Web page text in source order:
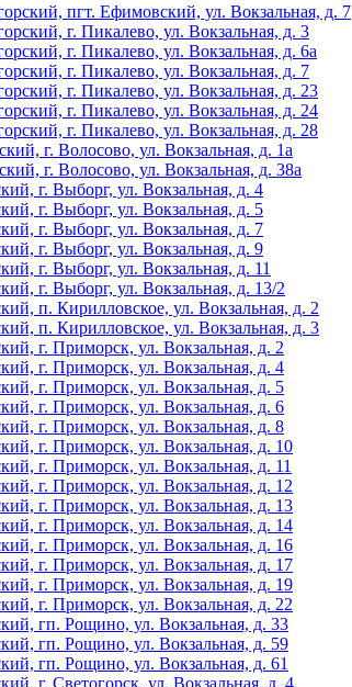
пгт. Ефимовский, ул. Вокзальная, д. 7
г. Пикалево, ул. Вокзальная, д. 3
г. Пикалево, ул. Вокзальная, д. 6а
г. Пикалево, ул. Вокзальная, д. 7
г. Пикалево, ул. Вокзальная, д. 23
г. Пикалево, ул. Вокзальная, д. 24
г. Пикалево, ул. Вокзальная, д. 28
г. Волосово, ул. Вокзальная, д. 1а
г. Волосово, ул. Вокзальная, д. 38а
г. Выборг, ул. Вокзальная, д. 4
г. Выборг, ул. Вокзальная, д. 5
г. Выборг, ул. Вокзальная, д. 7
г. Выборг, ул. Вокзальная, д. 9
г. Выборг, ул. Вокзальная, д. 11
г. Выборг, ул. Вокзальная, д. 13/2
п. Кирилловское, ул. Вокзальная, д. 2
п. Кирилловское, ул. Вокзальная, д. 3
г. Приморск, ул. Вокзальная, д. 2
г. Приморск, ул. Вокзальная, д. 4
г. Приморск, ул. Вокзальная, д. 5
г. Приморск, ул. Вокзальная, д. 6
г. Приморск, ул. Вокзальная, д. 8
г. Приморск, ул. Вокзальная, д. 10
г. Приморск, ул. Вокзальная, д. 11
г. Приморск, ул. Вокзальная, д. 12
г. Приморск, ул. Вокзальная, д. 13
г. Приморск, ул. Вокзальная, д. 14
г. Приморск, ул. Вокзальная, д. 16
г. Приморск, ул. Вокзальная, д. 17
г. Приморск, ул. Вокзальная, д. 19
г. Приморск, ул. Вокзальная, д. 22
гп. Рощино, ул. Вокзальная, д. 33
гп. Рощино, ул. Вокзальная, д. 59
гп. Рощино, ул. Вокзальная, д. 61
г. Светогорск, ул. Вокзальная, д. 4